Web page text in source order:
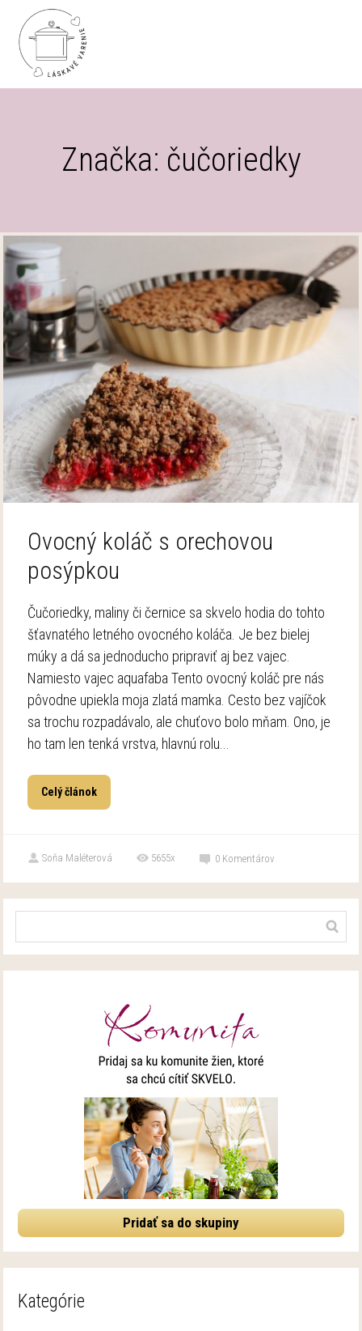
Značka: čučoriedky
Ovocný koláč s orechovou
posýpkou
Čučoriedky, maliny či černice sa skvelo hodia do tohto
šťavnatého letného ovocného koláča. Je bez bielej
múky a dá sa jednoducho pripraviť aj bez vajec.
Namiesto vajec aquafaba Tento ovocný koláč pre nás
pôvodne upiekla moja zlatá mamka. Cesto bez vajíčok
sa trochu rozpadávalo, ale chuťovo bolo mňam. Ono, je
ho tam len tenká vrstva, hlavnú rolu...
Celý článok
Soňa Maléterová 5655x 0 Komentárov
Pridať sa do skupiny
Kategórie